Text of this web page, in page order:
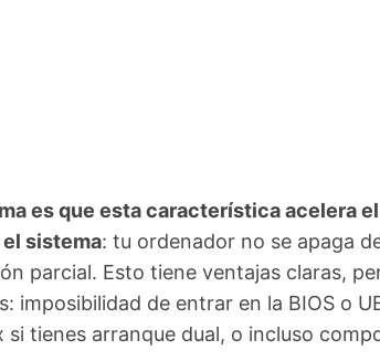
es que esta característica acelera
el sistema: tu ordenador no se apaga
parcial. Esto tiene ventajas claras,
imposibilidad de entrar en la BIOS o
si tienes arranque dual, o incluso